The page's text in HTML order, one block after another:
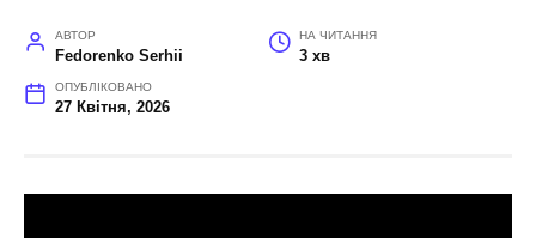
АВТОР
Fedorenko Serhii
НА ЧИТАННЯ
3 хв
ОПУБЛІКОВАНО
27 Квітня, 2026